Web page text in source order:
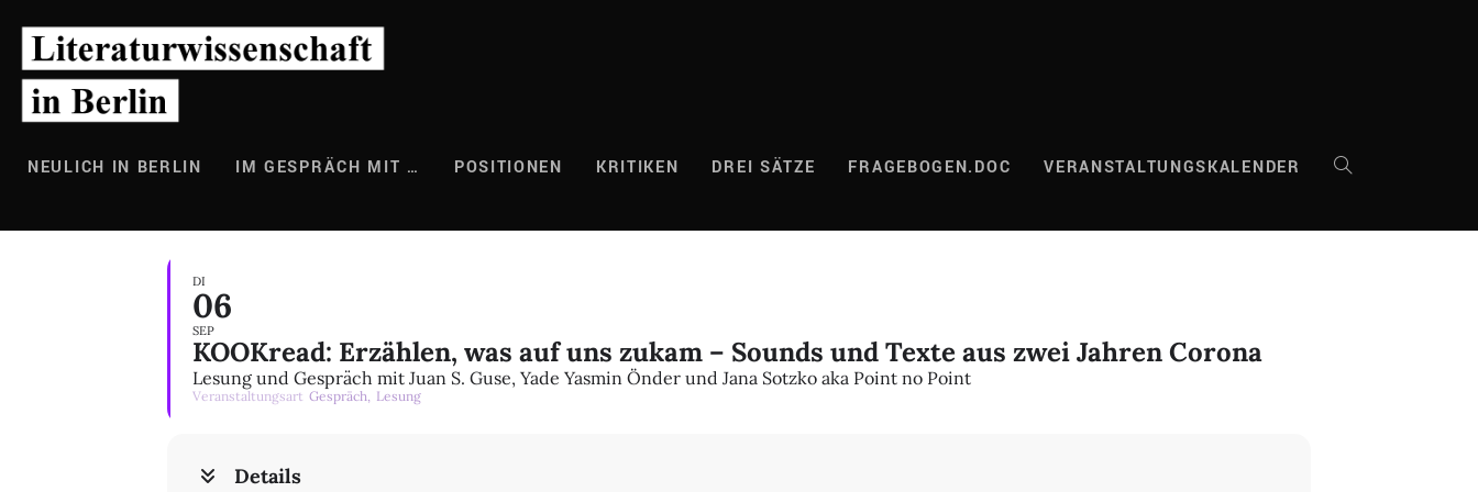
Inhalt
springen
NEULICH IN BERLIN IM GESPRÄCH MIT … POSITIONEN KRITIKEN DREI SÄTZE FRAGEBOGEN.DOC VERANSTALTUNGSKALENDER WEBSITE-
DI
06
SEP
KOOKread: Erzählen, was auf uns zukam – Sounds und Texte aus zwei Jahren Corona
Lesung und Gespräch mit Juan S. Guse, Yade Yasmin Önder und Jana Sotzko aka Point no Point
Veranstaltungsart Gespräch, Lesung
Details